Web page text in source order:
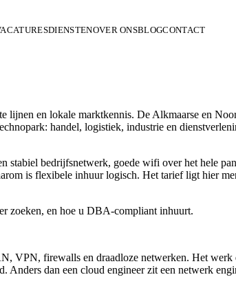
DIENSTENOVER ONSBLOGCONTACT
lijnen en lokale marktkennis. De Alkmaarse en
handel, logistiek, industrie en
stabiel bedrijfsnetwerk, goede wifi over het hele
is flexibele inhuur logisch. Het tarief ligt hier
zoeken, en hoe u DBA-compliant inhuurt.
VPN, firewalls en draadloze netwerken. Het
Anders dan een cloud engineer zit een netwerk